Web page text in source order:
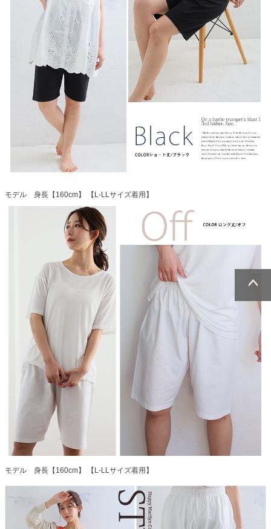
モデル 身長【160cm】 【L-LLサイズ着用】
モデル 身長【160cm】 【L-LLサイズ着用】
ページトッ
ページトッ